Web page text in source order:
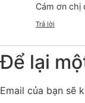
Cám ơn chị
Trả lời
Để lại
Email của bạn sẽ